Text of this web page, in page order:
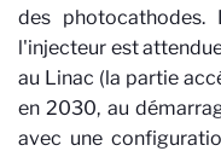
des
l'injecteur est
au Linac (la partie
en 2030, au
avec une